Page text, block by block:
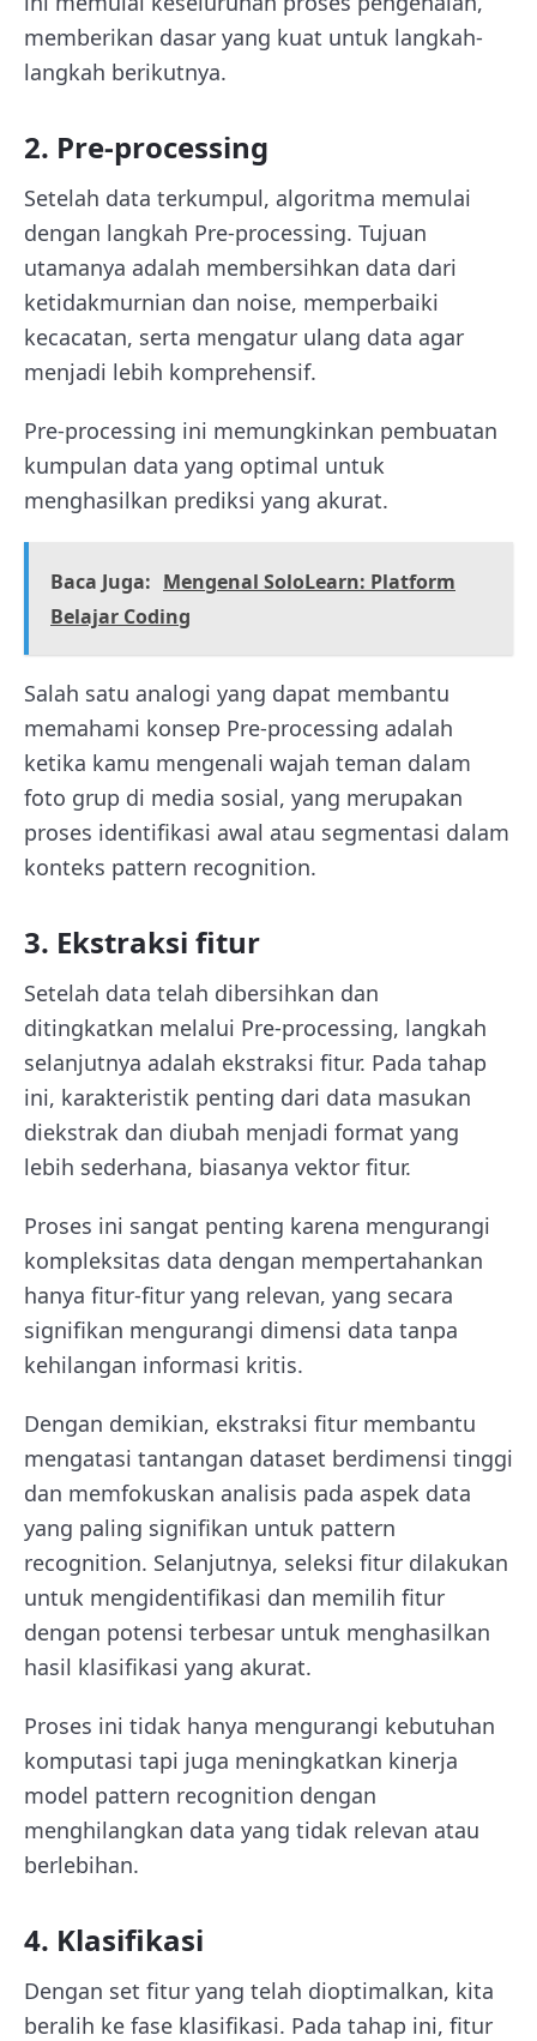
memberikan dasar yang kuat untuk langkah-
langkah berikutnya.
2. Pre-processing
Setelah data terkumpul, algoritma memulai
dengan langkah Pre-processing. Tujuan
utamanya adalah membersihkan data dari
ketidakmurnian dan noise, memperbaiki
kecacatan, serta mengatur ulang data agar
menjadi lebih komprehensif.
Pre-processing ini memungkinkan pembuatan
kumpulan data yang optimal untuk
menghasilkan prediksi yang akurat.
Baca Juga: Mengenal SoloLearn: Platform
Belajar Coding
Salah satu analogi yang dapat membantu
memahami konsep Pre-processing adalah
ketika kamu mengenali wajah teman dalam
foto grup di media sosial, yang merupakan
proses identifikasi awal atau segmentasi dalam
konteks pattern recognition.
3. Ekstraksi fitur
Setelah data telah dibersihkan dan
ditingkatkan melalui Pre-processing, langkah
selanjutnya adalah ekstraksi fitur. Pada tahap
ini, karakteristik penting dari data masukan
diekstrak dan diubah menjadi format yang
lebih sederhana, biasanya vektor fitur.
Proses ini sangat penting karena mengurangi
kompleksitas data dengan mempertahankan
hanya fitur-fitur yang relevan, yang secara
signifikan mengurangi dimensi data tanpa
kehilangan informasi kritis.
Dengan demikian, ekstraksi fitur membantu
mengatasi tantangan dataset berdimensi tinggi
dan memfokuskan analisis pada aspek data
yang paling signifikan untuk pattern
recognition. Selanjutnya, seleksi fitur dilakukan
untuk mengidentifikasi dan memilih fitur
dengan potensi terbesar untuk menghasilkan
hasil klasifikasi yang akurat.
Proses ini tidak hanya mengurangi kebutuhan
komputasi tapi juga meningkatkan kinerja
model pattern recognition dengan
menghilangkan data yang tidak relevan atau
berlebihan.
4. Klasifikasi
Dengan set fitur yang telah dioptimalkan, kita
beralih ke fase klasifikasi. Pada tahap ini, fitur